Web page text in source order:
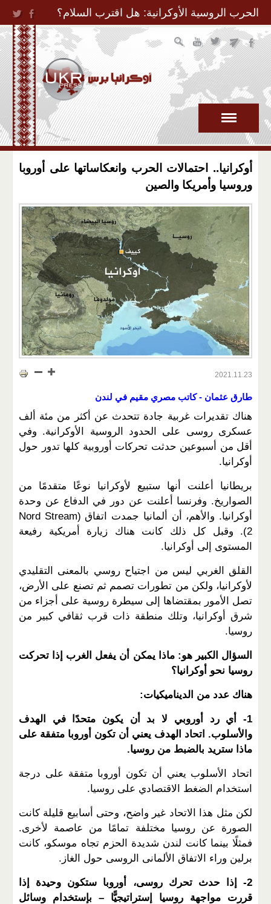
Jump to Navigation
الحرب الروسية الأوكرانية: هل اقترب السلام؟
أوكرانيا.. احتمالات الحرب وانعكاساتها على أوروبا
وروسيا وأمريكا والصين
2021.11.23
طارق عثمان - كاتب مصري مقيم في لندن
هناك تقديرات غربية جادة تتحدث عن أكثر من مئة ألف
عسكرى روسى على الحدود الروسية الأوكرانية. وفي
أقل من أسبوعين حدثت تحركات أوروبية كلها تدور حول
أوكرانيا.
بريطانيا أعلنت أنها ستبيع لأوكرانيا نوعًا متقدمًا من
الصواريخ. وفرنسا أعلنت عن دور في الدفاع عن وحدة
أوكرانيا. والأهم، أن ألمانيا جمدت اتفاق (Nord Stream
2). وقبل كل ذلك كانت هناك زيارة أمريكية رفيعة
المستوى إلى أوكرانيا.
القلق الغربي ليس من اجتياح روسي بالمعنى التقليدي
لأوكرانيا، ولكن من تطورات تصمم ثم تصنع على الأرض،
تصل الأمور بمقتضاها إلى سيطرة روسية على أجزاء من
شرق أوكرانيا، وتلك منطقة ذات قرب ثقافي كبير من
روسيا.
السؤال الكبير هو: ماذا يمكن أن يفعل الغرب إذا تحركت
روسيا نحو أوكرانيا؟
هناك عدد من الديناميكيات:
1- أي رد أوروبي لا بد أن يكون متحدًا في الهدف
والأسلوب. اتحاد الهدف يعني أن تكون أوروبا متفقة على
ماذا ستريد بالضبط من روسيا.
اتحاد الأسلوب يعني أن تكون أوروبا متفقة على درجة
استخدام الضغط الاقتصادي على روسيا.
لكن مثل هذا الاتحاد غير واضح، وحتى أسابيع قليلة كانت
الصورة عن روسيا مختلفة تمامًا من عاصمة لأخرى.
فمثلًا بينما كانت لندن شديدة الحزم تجاه موسكو، كانت
برلين وراء الاتفاق الألمانى الروسى حول الغاز.
2- إذا حدث تحرك روسى، أوروبا ستكون وحيدة إذا
قررت مواجهة روسيا إستراتيجيًّا – بإستخدام وسائل